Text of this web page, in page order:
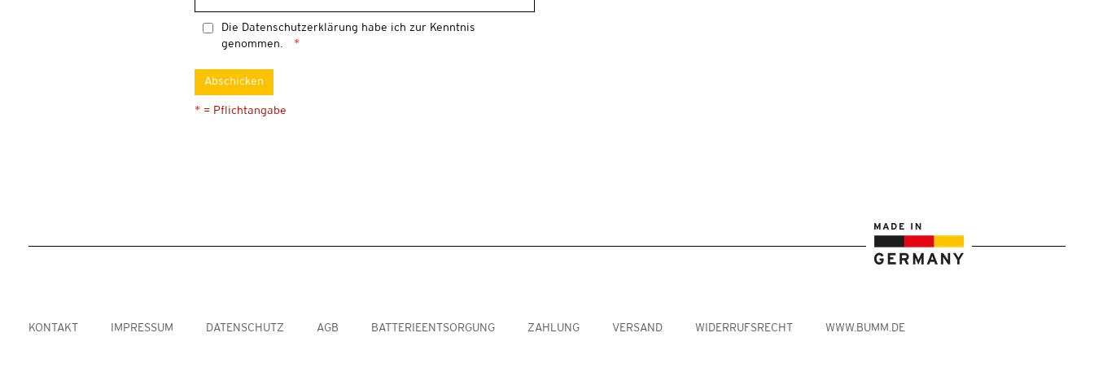
Die Datenschutzerklärung habe ich zur Kenntnis
genommen.
Abschicken
* = Pflichtangabe
KONTAKT IMPRESSUM DATENSCHUTZ AGB BATTERIEENTSORGUNG ZAHLUNG VERSAND WIDERRUFSRECHT WWW.BUMM.DE